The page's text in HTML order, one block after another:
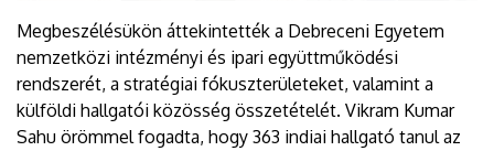
Megbeszélésükön áttekintették a Debreceni Egyetem
nemzetközi intézményi és ipari együttműködési
rendszerét, a stratégiai fókuszterületeket, valamint a
külföldi hallgatói közösség összetételét. Vikram Kumar
Sahu örömmel fogadta, hogy 363 indiai hallgató tanul az